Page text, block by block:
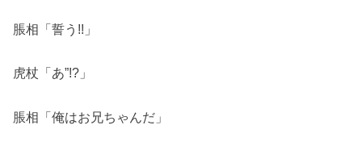
脹相「誓う!!」
虎杖「あ”!?」
脹相「俺はお兄ちゃんだ」